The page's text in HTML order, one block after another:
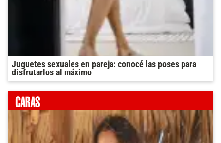
Juguetes sexuales en pareja: conocé las poses para
disfrutarlos al máximo